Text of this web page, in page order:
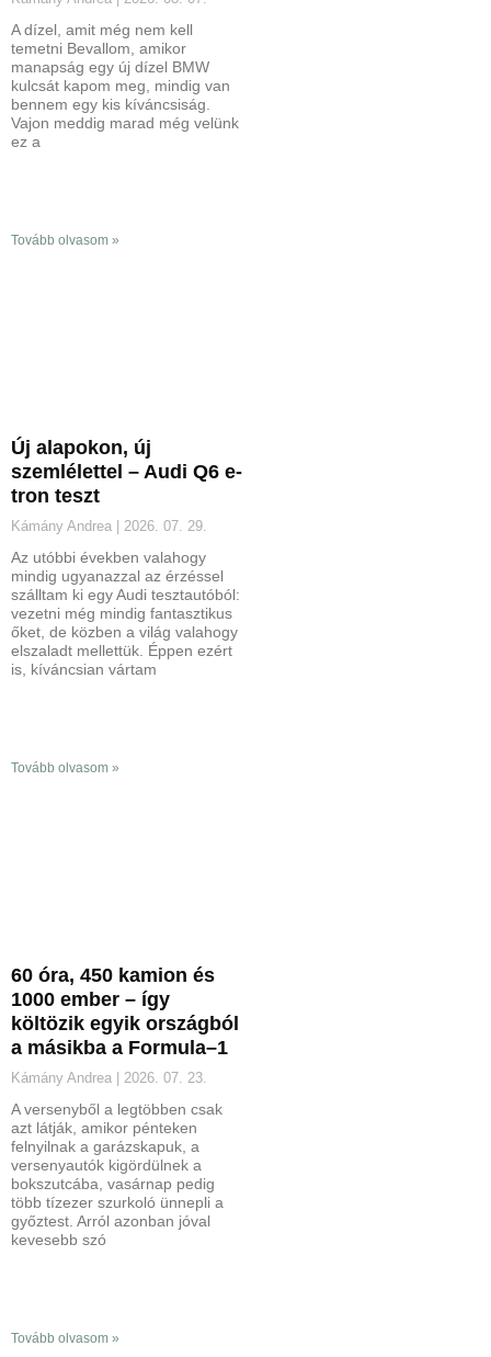
A dízel, amit még nem kell
temetni Bevallom, amikor
manapság egy új dízel BMW
kulcsát kapom meg, mindig van
bennem egy kis kíváncsiság.
Vajon meddig marad még velünk
ez a
Tovább olvasom »
Új alapokon, új
szemlélettel – Audi Q6 e-
tron teszt
Kámány Andrea 2026. 07. 29.
Az utóbbi években valahogy
mindig ugyanazzal az érzéssel
szálltam ki egy Audi tesztautóból:
vezetni még mindig fantasztikus
őket, de közben a világ valahogy
elszaladt mellettük. Éppen ezért
is, kíváncsian vártam
Tovább olvasom »
60 óra, 450 kamion és
1000 ember – így
költözik egyik országból
a másikba a Formula–1
Kámány Andrea 2026. 07. 23.
A versenyből a legtöbben csak
azt látják, amikor pénteken
felnyilnak a garázskapuk, a
versenyautók kigördülnek a
bokszutcába, vasárnap pedig
több tízezer szurkoló ünnepli a
győztest. Arról azonban jóval
kevesebb szó
Tovább olvasom »